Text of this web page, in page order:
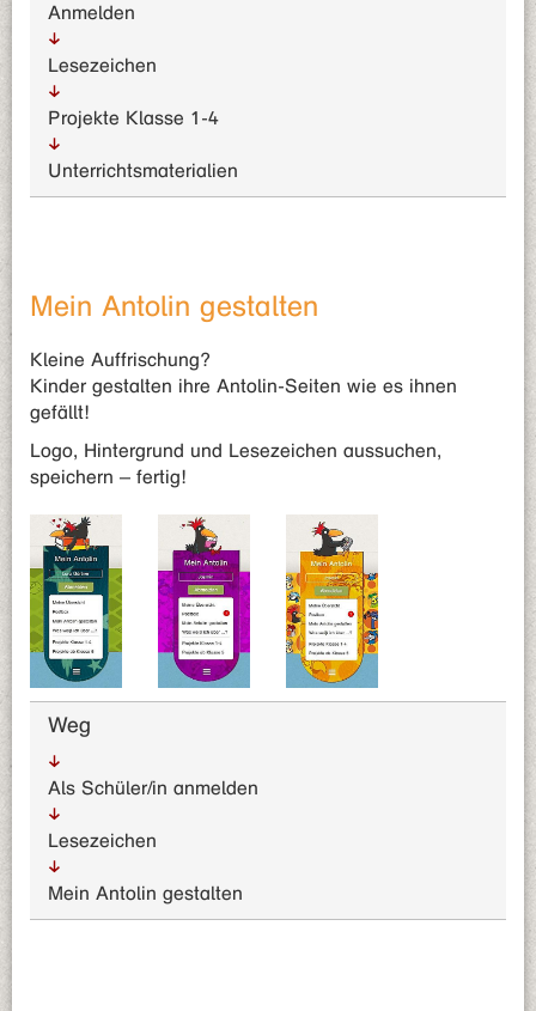
Anmelden
Lesezeichen
Projekte Klasse 1-4
Unterrichts­materialien
Mein Antolin gestalten
Kleine Auffrischung?
Kinder gestalten ihre Antolin-Seiten wie es ihnen
gefällt!
Logo, Hintergrund und Lesezeichen aussuchen,
speichern – fertig!
Weg
Als Schüler/in anmelden
Lesezeichen
Mein Antolin gestalten